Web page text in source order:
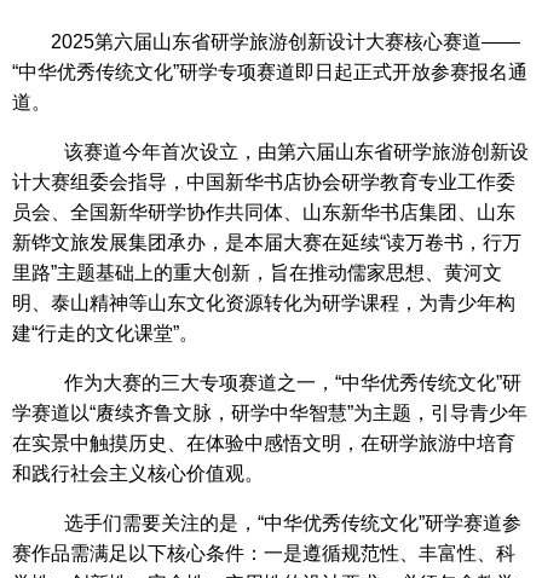
2025第六届山东省研学旅游创新设计大赛核心赛道——
“中华优秀传统文化”研学专项赛道即日起正式开放参赛报名通
道。
该赛道今年首次设立，由第六届山东省研学旅游创新设
计大赛组委会指导，中国新华书店协会研学教育专业工作委
员会、全国新华研学协作共同体、山东新华书店集团、山东
新铧文旅发展集团承办，是本届大赛在延续“读万卷书，行万
里路”主题基础上的重大创新，旨在推动儒家思想、黄河文
明、泰山精神等山东文化资源转化为研学课程，为青少年构
建“行走的文化课堂”。
作为大赛的三大专项赛道之一， “中华优秀传统文化”研
学赛道以“赓续齐鲁文脉，研学中华智慧”为主题，引导青少年
在实景中触摸历史、在体验中感悟文明，在研学旅游中培育
和践行社会主义核心价值观。
选手们需要关注的是， “中华优秀传统文化”研学赛道参
赛作品需满足以下核心条件：一是遵循规范性、丰富性、科